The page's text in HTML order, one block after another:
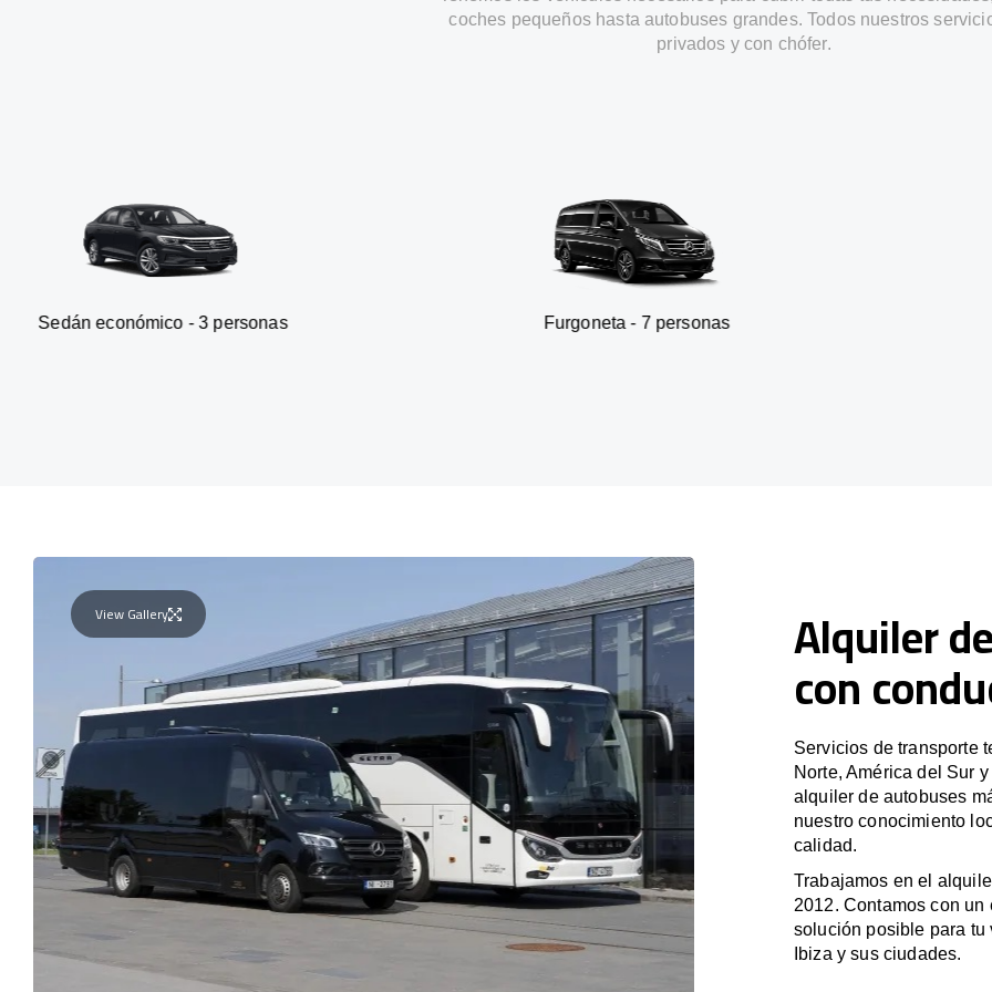
coches pequeños hasta autobuses grandes. Todos nuestros
privados y con chófer.
- 3 personas Furgoneta - 7 personas SUV -
View Gallery Alquiler
con
Servicios de transporte
Norte, América del Sur
alquiler de autobuses
nuestro conocimiento
calidad.
Trabajamos en el
2012. Contamos con
solución posible para tu
Ibiza y sus ciudades.